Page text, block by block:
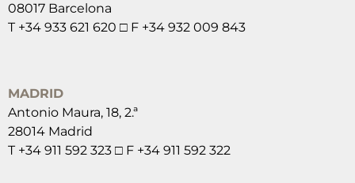
08017 Barcelona
T +34 933 621 620 □ F +34 932 009 843
MADRID
Antonio Maura, 18, 2.ª
28014 Madrid
T +34 911 592 323 □ F +34 911 592 322